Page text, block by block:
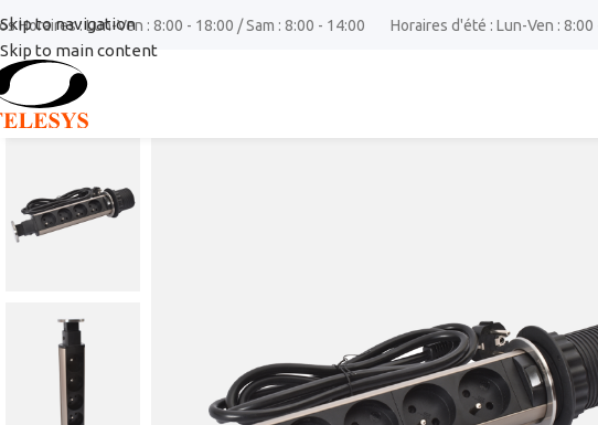
Skip to navigation
Skip to main content
Horaires : Lun-Ven : 8:00 - 18:00 / Sam : 8:00 - 14:00 Horaires d'été : Lun-Ven : 8:00